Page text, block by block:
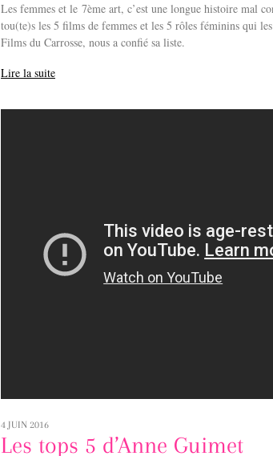
Les femmes et le 7ème art, c’est une longue histoire mal
tou(te)s les 5 films de femmes et les 5 rôles féminins qui
Films du Carrosse, nous a confié sa liste.
Lire la suite
4 JUIN 2016
Les tops 5 d’Anne Guimet